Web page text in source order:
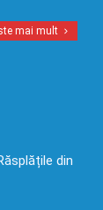
mai mult
din